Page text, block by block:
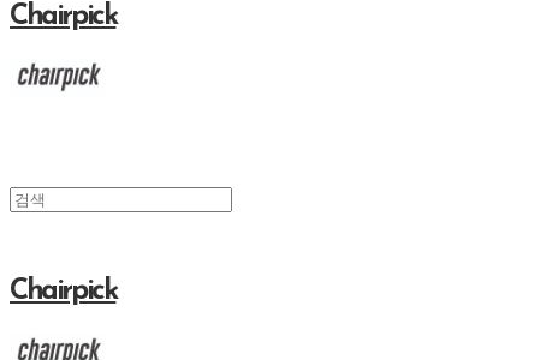
Chairpick
Chairpick